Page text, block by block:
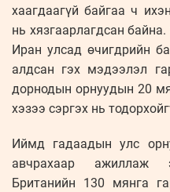
хаагдаагүй байгаа ч
нь хязгаарлагдсан
Иран улсад өчигдрийн
алдсан гэх мэдээлэл
дорнодын орнуудын 20
хэзээ сэргэх нь
Иймд гадаадын улс
авчрахаар ажиллаж
Британийн 130 мянга